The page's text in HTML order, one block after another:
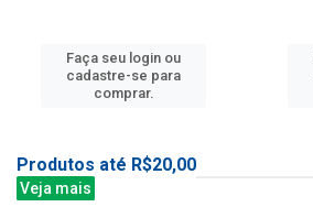
Faça seu login ou
cadastre-se para
comprar.
Produtos até R$20,00
Veja mais